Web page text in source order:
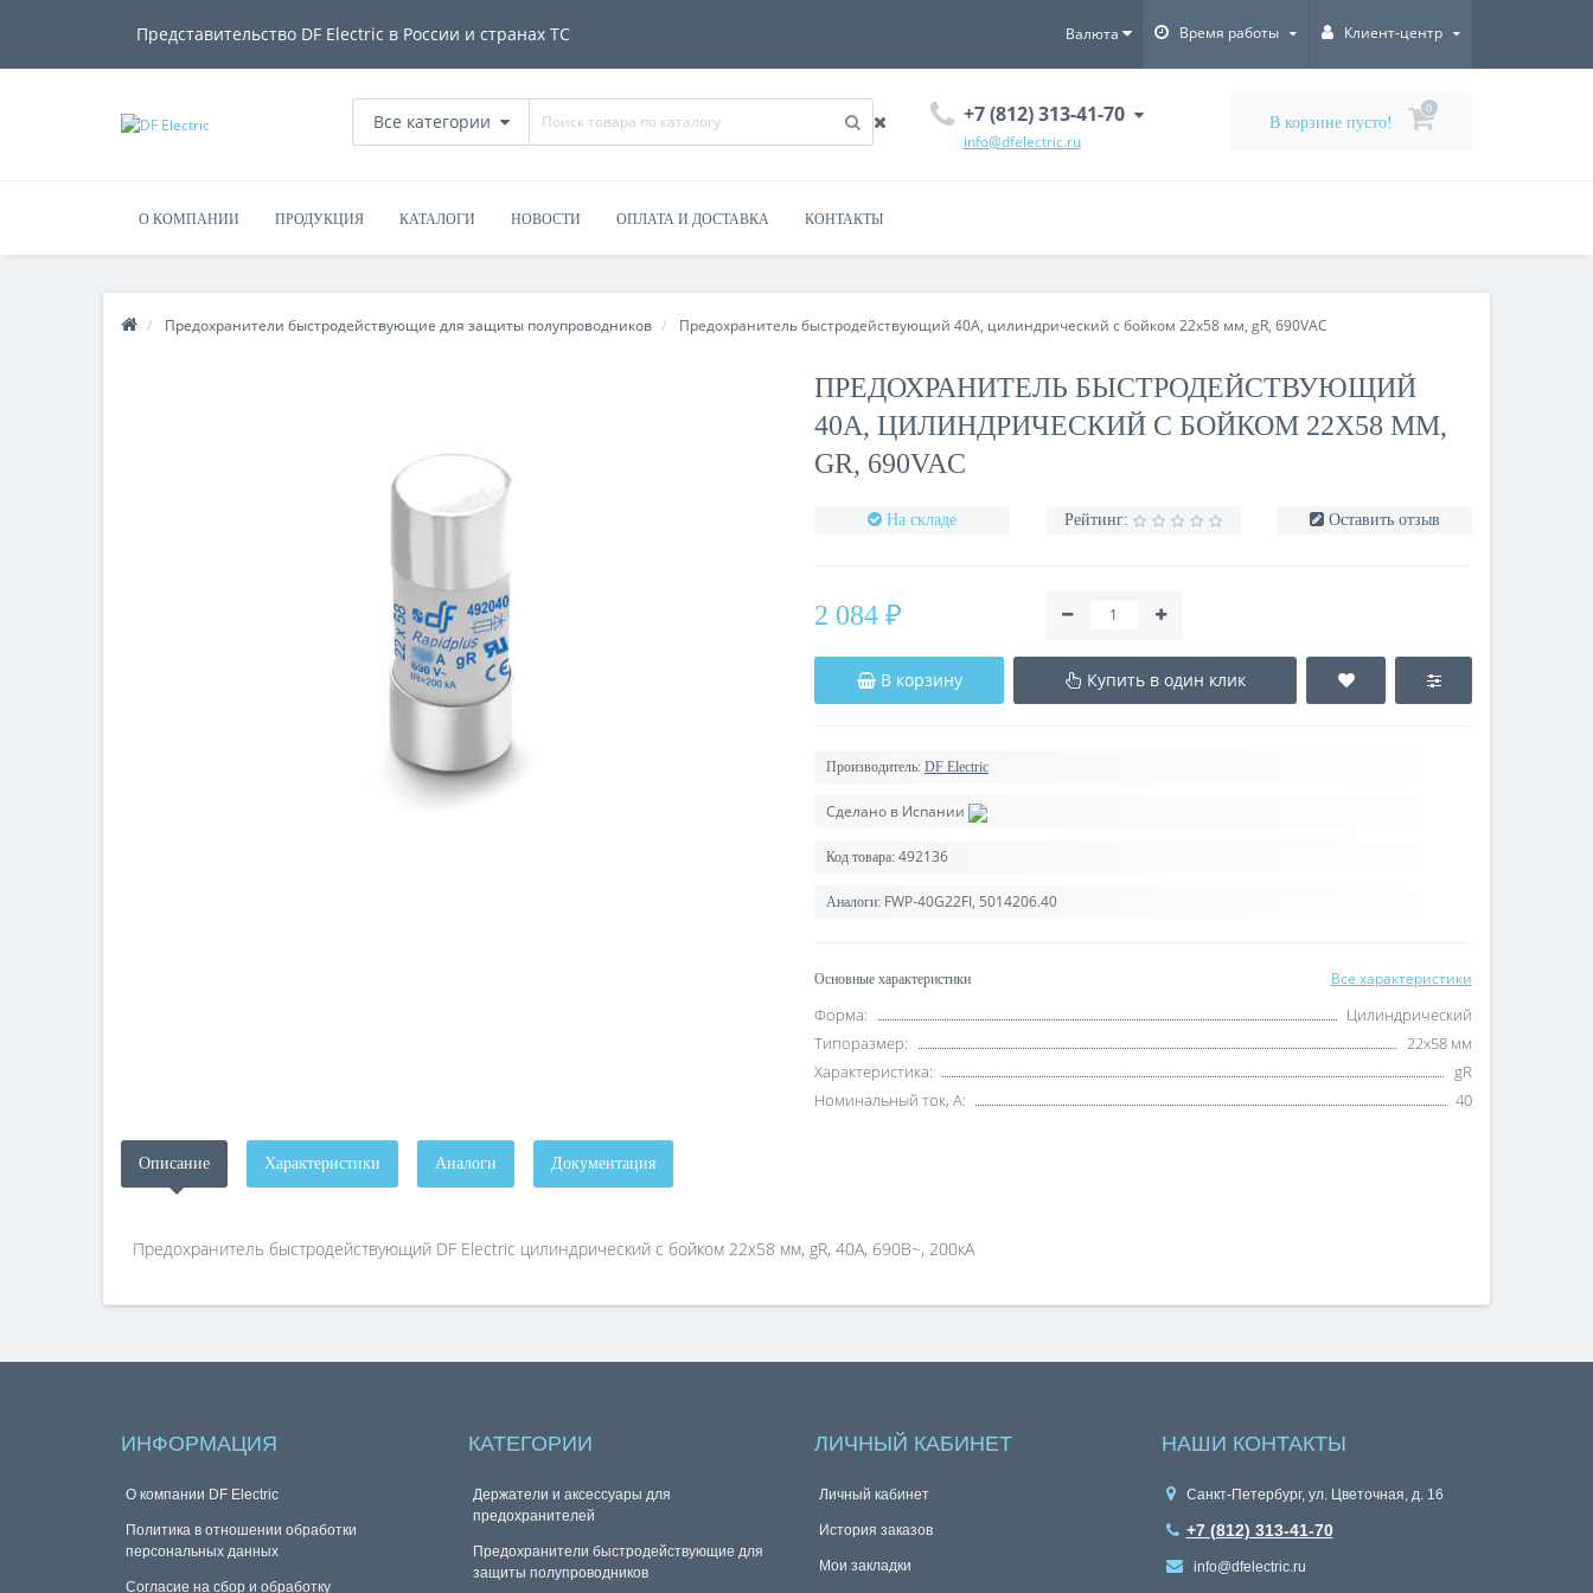
Представительство DF Electric в России и странах ТС Валюта Время работы Клиент-центр
Все категории +7 (812) 313-41-70
info@dfelectric.ru
В корзине пусто!
0
О КОМПАНИИ ПРОДУКЦИЯ КАТАЛОГИ НОВОСТИ ОПЛАТА И ДОСТАВКА КОНТАКТЫ
Предохранители быстродействующие для защиты полупроводников Предохранитель быстродействующий 40А, цилиндрический с бойком 22х58 мм, gR, 690VAC
ПРЕДОХРАНИТЕЛЬ БЫСТРОДЕЙСТВУЮЩИЙ
40А, ЦИЛИНДРИЧЕСКИЙ С БОЙКОМ 22Х58 ММ,
GR, 690VAC
На складе Рейтинг: Оставить отзыв
2 084 ₽
В корзину Купить в один клик
Производитель: DF Electric
Сделано в Испании
Код товара: 492136
Аналоги: FWP-40G22FI, 5014206.40
Основные характеристики Все характеристики
Форма:
Цилиндрический
Типоразмер:
22x58 мм
Характеристика:
gR
Номинальный ток, А:
40
Описание Характеристики Аналоги Документация
Предохранитель быстродействующий DF Electric цилиндрический с бойком 22х58 мм, gR, 40А, 690В~, 200кА
ИНФОРМАЦИЯ
О компании DF Electric
Политика в отношении обработки
персональных данных
Согласие на сбор и обработку
КАТЕГОРИИ
Держатели и аксессуары для
предохранителей
Предохранители быстродействующие для
защиты полупроводников
ЛИЧНЫЙ КАБИНЕТ
Личный кабинет
История заказов
Мои закладки
НАШИ КОНТАКТЫ
Санкт-Петербург, ул. Цветочная, д. 16
+7 (812) 313-41-70
info@dfelectric.ru